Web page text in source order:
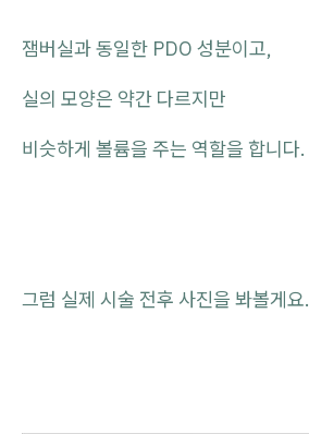
잼버실과 동일한 PDO 성분이고,
실의 모양은 약간 다르지만
비슷하게 볼륨을 주는 역할을 합니다.
그럼 실제 시술 전후 사진을 봐볼게요.